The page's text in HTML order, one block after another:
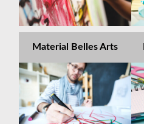
Material Belles Arts